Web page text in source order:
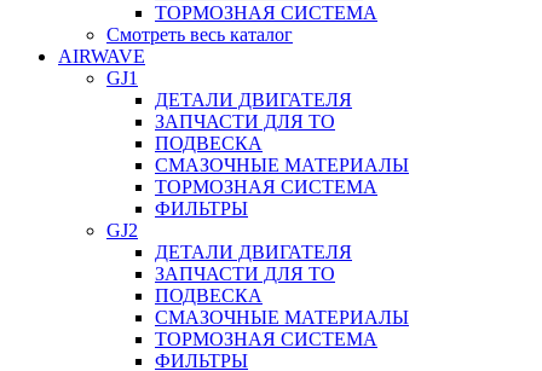
ТОРМОЗНАЯ СИСТЕМА
Смотреть весь каталог
AIRWAVE
GJ1
ДЕТАЛИ ДВИГАТЕЛЯ
ЗАПЧАСТИ ДЛЯ ТО
ПОДВЕСКА
СМАЗОЧНЫЕ МАТЕРИАЛЫ
ТОРМОЗНАЯ СИСТЕМА
ФИЛЬТРЫ
GJ2
ДЕТАЛИ ДВИГАТЕЛЯ
ЗАПЧАСТИ ДЛЯ ТО
ПОДВЕСКА
СМАЗОЧНЫЕ МАТЕРИАЛЫ
ТОРМОЗНАЯ СИСТЕМА
ФИЛЬТРЫ